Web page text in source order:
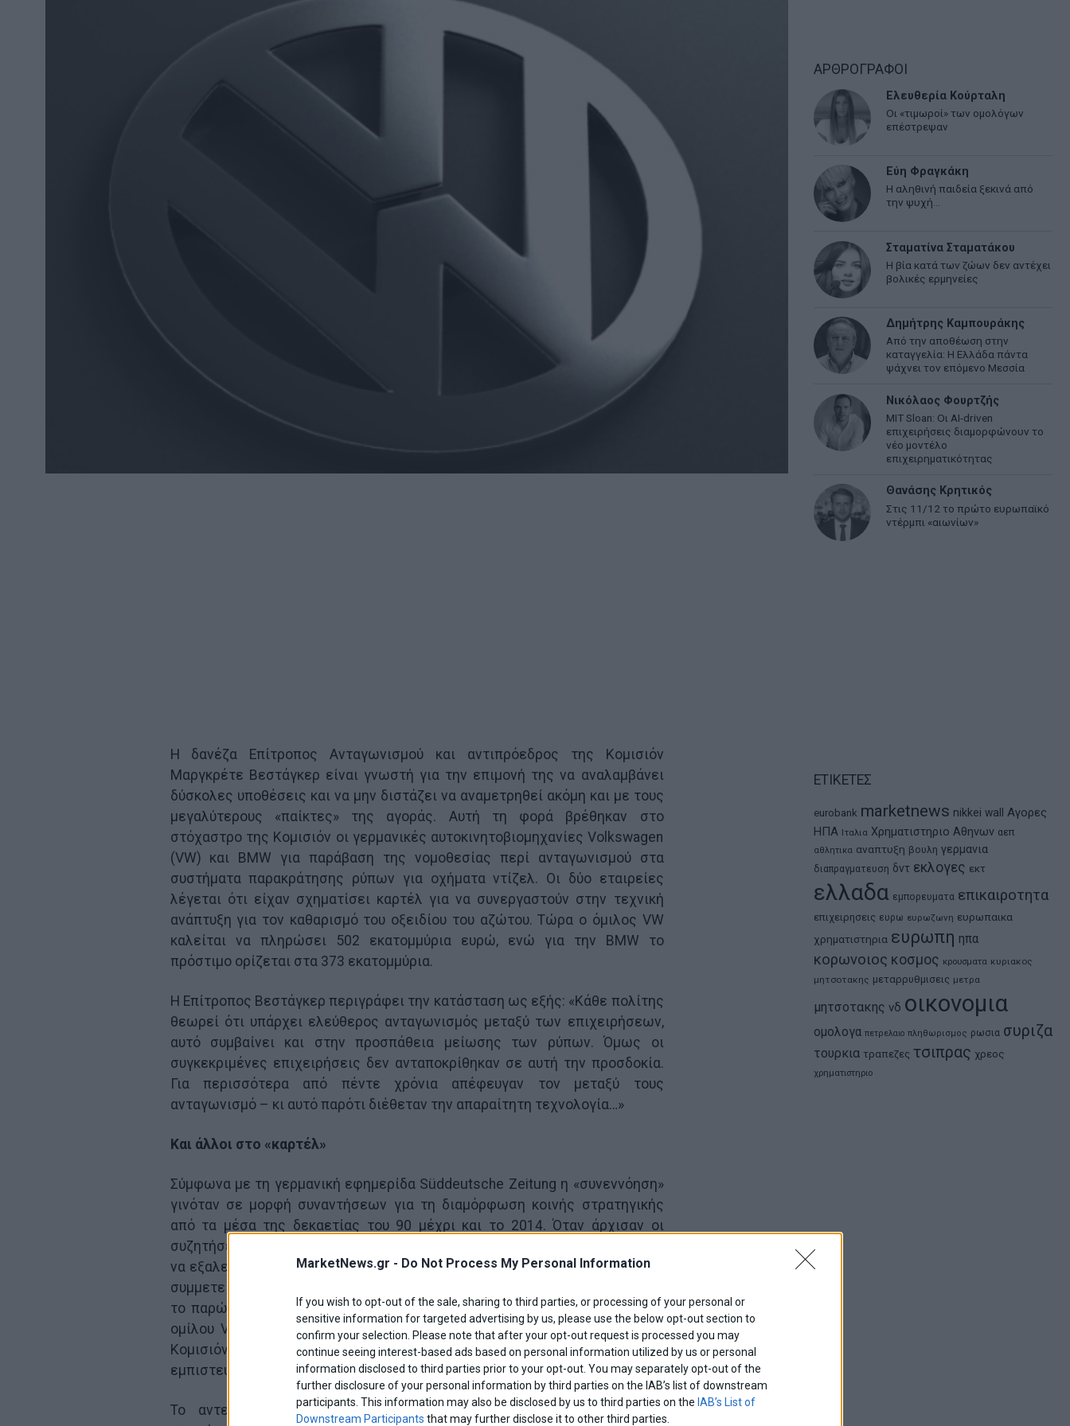
MarketNews.gr - Do Not Process My Personal Information
If you wish to opt-out of the sale, sharing to third parties, or processing of your personal or
sensitive information for targeted advertising by us, please use the below opt-out section to
confirm your selection. Please note that after your opt-out request is processed you may
continue seeing interest-based ads based on personal information utilized by us or personal
information disclosed to third parties prior to your opt-out. You may separately opt-out of the
further disclosure of your personal information by third parties on the IAB’s list of downstream
participants. This information may also be disclosed by us to third parties on the IAB’s List of
Downstream Participants that may further disclose it to other third parties.
Η δανέζα Επίτροπος Ανταγωνισμού και αντιπρόεδρος της Κομισιόν
Μαργκρέτε Βεστάγκερ είναι γνωστή για την επιμονή της να αναλαμβάνει
δύσκολες υποθέσεις και να μην διστάζει να αναμετρηθεί ακόμη και με τους
μεγαλύτερους «παίκτες» της αγοράς. Αυτή τη φορά βρέθηκαν στο
στόχαστρο της Κομισιόν οι γερμανικές αυτοκινητοβιομηχανίες Volkswagen
(VW) και BMW για παράβαση της νομοθεσίας περί ανταγωνισμού στα
συστήματα παρακράτησης ρύπων για οχήματα ντίζελ. Οι δύο εταιρείες
λέγεται ότι είχαν σχηματίσει καρτέλ για να συνεργαστούν στην τεχνική
ανάπτυξη για τον καθαρισμό του οξειδίου του αζώτου. Τώρα ο όμιλος VW
καλείται να πληρώσει 502 εκατομμύρια ευρώ, ενώ για την BMW το
πρόστιμο ορίζεται στα 373 εκατομμύρια.
Η Επίτροπος Βεστάγκερ περιγράφει την κατάσταση ως εξής: «Κάθε πολίτης
θεωρεί ότι υπάρχει ελεύθερος ανταγωνισμός μεταξύ των επιχειρήσεων,
αυτό συμβαίνει και στην προσπάθεια μείωσης των ρύπων. Όμως οι
συγκεκριμένες επιχειρήσεις δεν ανταποκρίθηκαν σε αυτή την προσδοκία.
Για περισσότερα από πέντε χρόνια απέφευγαν τον μεταξύ τους
ανταγωνισμό – κι αυτό παρότι διέθεταν την απαραίτητη τεχνολογία…»
Και άλλοι στο «καρτέλ»
Σύμφωνα με τη γερμανική εφημερίδα Süddeutsche Zeitung η «συνεννόηση»
γινόταν σε μορφή συναντήσεων για τη διαμόρφωση κοινής στρατηγικής
από τα μέσα της δεκαετίας του 90 μέχρι και το 2014. Όταν άρχισαν οι
συζητήσεις για την εγκατάσταση του καταλύτη SCR, ο οποίος θα μπορούσε
να εξαλείψει τις εκπομπές διοξειδίου του αζώτου, στις συναντήσεις αυτές
συμμετείχαν περισσότερα από 100 στελέχη. Άλλωστε στο «καρτέλ» έδιναν
το παρών και οι αυτοκινητοβιομηχανίες Audi και Porsche, θυγατρικές του
ομίλου VW, καθώς και η Daimler, η οποία όμως δεν τιμωρείται από την
Κομισιόν, γιατί ήταν εκείνη που με δική της πρωτοβουλία αποκάλυψε τις
εμπιστευτικές επαφές και συνεργάστηκε για τη διαλεύκανση της υπόθεσης.
Το αντεπιχείρημα των κατασκευαστών, στην προσπάθειά τους να
ΑΡΘΡΟΓΡΑΦΟΙ
Ελευθερία Κούρταλη
Οι «τιμωροί» των ομολόγων
επέστρεψαν
Εύη Φραγκάκη
Η αληθινή παιδεία ξεκινά από
την ψυχή…
Σταματίνα Σταματάκου
Η βία κατά των ζώων δεν αντέχει
βολικές ερμηνείες
Δημήτρης Καμπουράκης
Από την αποθέωση στην
καταγγελία: Η Ελλάδα πάντα
ψάχνει τον επόμενο Μεσσία
Νικόλαος Φουρτζής
MIT Sloan: Οι AI-driven
επιχειρήσεις διαμορφώνουν το
νέο μοντέλο
επιχειρηματικότητας
Θανάσης Κρητικός
Στις 11/12 το πρώτο ευρωπαϊκό
ντέρμπι «αιωνίων»
ΕΤΙΚΕΤΕΣ
eurobank marketnews nikkei wall
Αγορες
ΗΠΑ Ιταλια Χρηματιστηριο Αθηνων αεπ
αθλητικα αναπτυξη βουλη γερμανια
διαπραγματευση δντ εκλογες εκτ
ελλαδα εμπορευματα επικαιροτητα
επιχειρησεις ευρω ευρωζωνη ευρωπαικα
χρηματιστηρια ευρωπη ηπα
κορωνοιος κοσμος κρουσματα κυριακος
μητσοτακης μεταρρυθμισεις μετρα
μητσοτακης νδ οικονομια
ομολογα πετρελαιο πληθωρισμος ρωσια συριζα
τουρκια τραπεζες τσιπρας χρεος
χρηματιστηριο